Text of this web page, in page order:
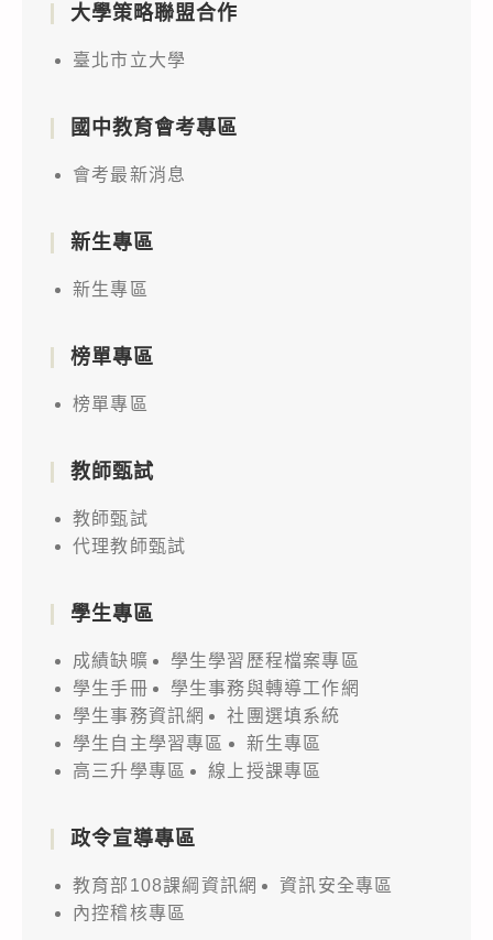
大學策略聯盟合作
臺北市立大學
國中教育會考專區
會考最新消息
新生專區
新生專區
榜單專區
榜單專區
教師甄試
教師甄試
代理教師甄試
學生專區
成績缺曠
學生學習歷程檔案專區
學生手冊
學生事務與轉導工作網
學生事務資訊網
社團選填系統
學生自主學習專區
新生專區
高三升學專區
線上授課專區
政令宣導專區
教育部108課綱資訊網
資訊安全專區
內控稽核專區